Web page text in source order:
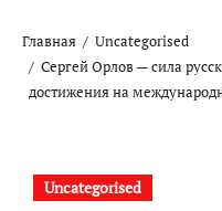
Главная
Uncategorised
Сергей Орлов — сила
достижения на
Uncategorised